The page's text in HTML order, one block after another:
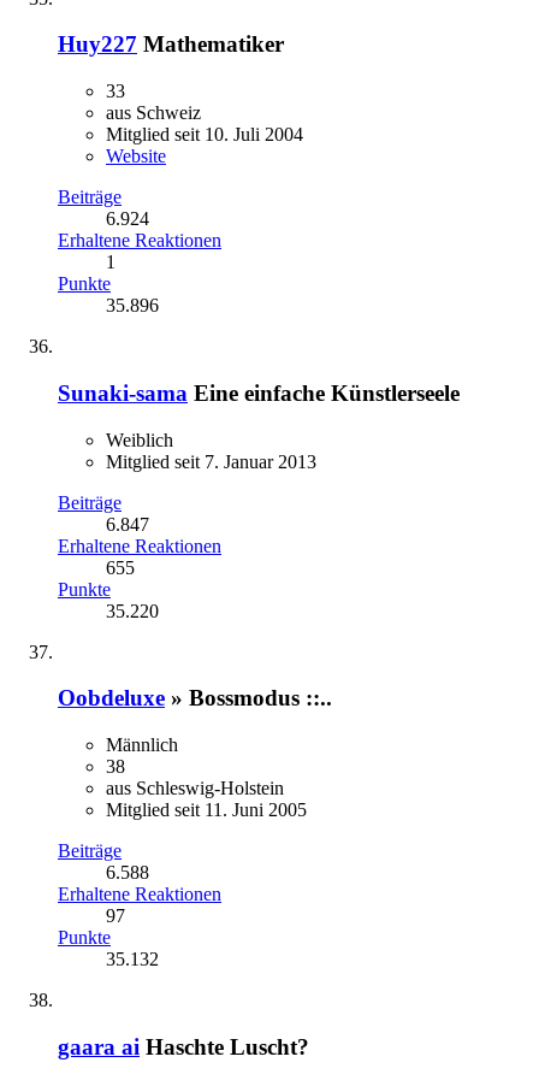
Huy227 Mathematiker
33
aus Schweiz
Mitglied seit 10. Juli 2004
Website
Beiträge
6.924
Erhaltene Reaktionen
1
Punkte
35.896
Sunaki-sama Eine einfache Künstlerseele
Weiblich
Mitglied seit 7. Januar 2013
Beiträge
6.847
Erhaltene Reaktionen
655
Punkte
35.220
Oobdeluxe » Bossmodus ::..
Männlich
38
aus Schleswig-Holstein
Mitglied seit 11. Juni 2005
Beiträge
6.588
Erhaltene Reaktionen
97
Punkte
35.132
gaara ai Haschte Luscht?